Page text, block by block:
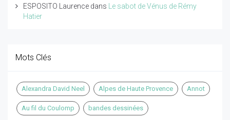
ESPOSITO Laurence dans
Le sabot de Vénus de Rémy
Hatier
Mots Clés
Alexandra David Neel Alpes de Haute Provence Annot
Au fil du Coulomp bandes dessinées